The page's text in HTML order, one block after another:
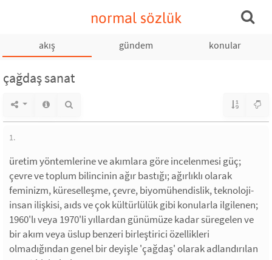
normal sözlük
akış gündem konular
çağdaş sanat
1.
üretim yöntemlerine ve akımlara göre incelenmesi güç;
çevre ve toplum bilincinin ağır bastığı; ağırlıklı olarak
feminizm, küreselleşme, çevre, biyomühendislik, teknoloji-
insan ilişkisi, aıds ve çok kültürlülük gibi konularla ilgilenen;
1960'lı veya 1970'li yıllardan günümüze kadar süregelen ve
bir akım veya üslup benzeri birleştirici özellikleri
olmadığından genel bir deyişle 'çağdaş' olarak adlandırılan